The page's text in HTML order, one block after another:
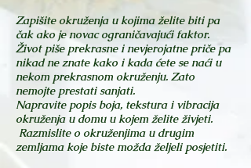
Zapišite okruženja u kojima želite biti pa
čak ako je novac ograničavajući faktor.
Život piše prekrasne i nevjerojatne priče pa
nikad ne znate kako i kada ćete se naći u
nekom prekrasnom okruženju. Zato
nemojte prestati sanjati.
Napravite popis boja, tekstura i vibracija
okruženja u domu u kojem želite živjeti.
Razmislite o okruženjima u drugim
zemljama koje biste možda željeli posjetiti.